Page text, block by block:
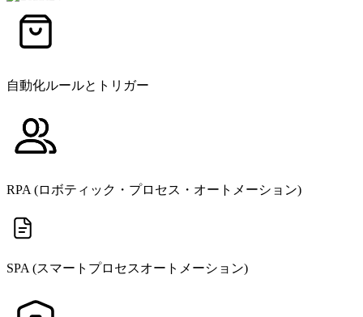
自動化ルールとトリガー
RPA (ロボティック・プロセス・オートメーション)
SPA (スマートプロセスオートメーション)